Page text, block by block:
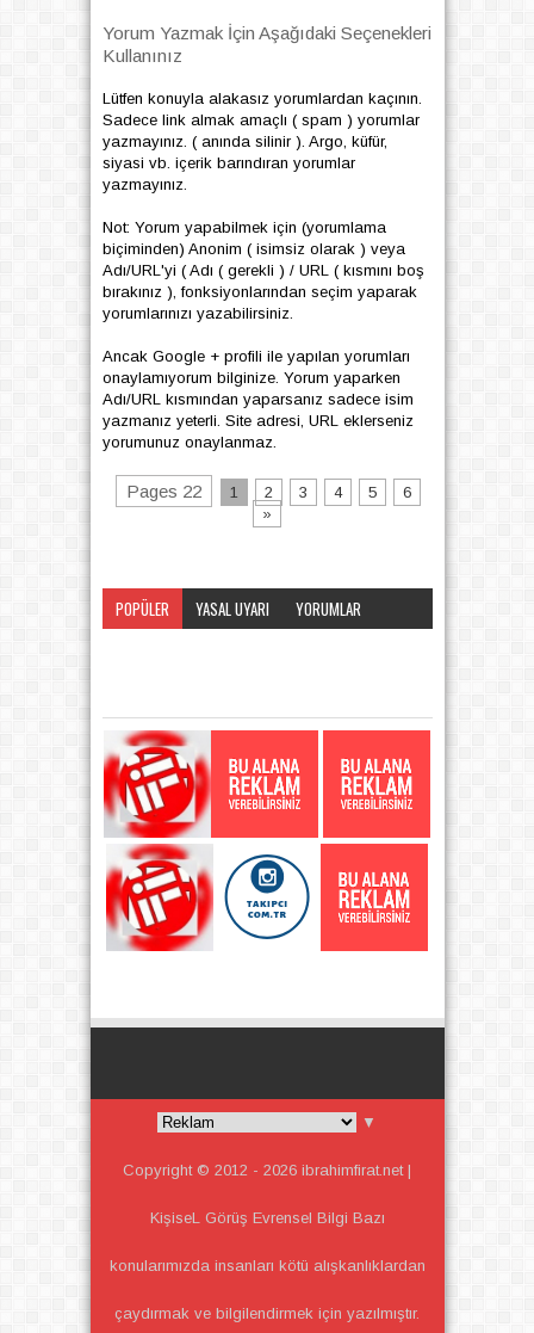
Yorum Yazmak İçin Aşağıdaki Seçenekleri
Kullanınız
Lütfen konuyla alakasız yorumlardan kaçının.
Sadece link almak amaçlı ( spam ) yorumlar
yazmayınız. ( anında silinir ). Argo, küfür,
siyasi vb. içerik barındıran yorumlar
yazmayınız.
Not: Yorum yapabilmek için (yorumlama
biçiminden) Anonim ( isimsiz olarak ) veya
Adı/URL'yi ( Adı ( gerekli ) / URL ( kısmını boş
bırakınız ), fonksiyonlarından seçim yaparak
yorumlarınızı yazabilirsiniz.
Ancak Google + profili ile yapılan yorumları
onaylamıyorum bilginize. Yorum yaparken
Adı/URL kısmından yaparsanız sadece isim
yazmanız yeterli. Site adresi, URL eklerseniz
yorumunuz onaylanmaz.
Pages 22 1 2 3 4 5
6
»
POPÜLER YASAL UYARI
YORUMLAR
▼
Copyright © 2012 - 2026 ibrahimfirat.net |
KişiseL Görüş Evrensel Bilgi Bazı
konularımızda insanları kötü alışkanlıklardan
çaydırmak ve bilgilendirmek için yazılmıştır.